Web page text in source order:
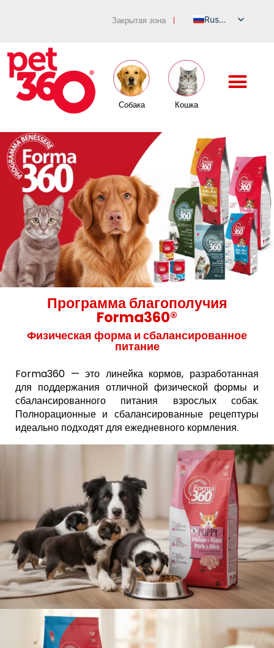
Закрытая зона |
Russian
German
Собака Кошка
Программа благополучия
Forma360®
Физическая форма и сбалансированное
питание
Forma360 — это линейка кормов, разработанная
для поддержания отличной физической формы и
сбалансированного питания взрослых собак.
Полнорационные и сбалансированные рецептуры
идеально подходят для ежедневного кормления.